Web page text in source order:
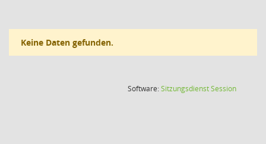
Keine Daten gefunden.
Software:SitzungsdienstSession(Wird in